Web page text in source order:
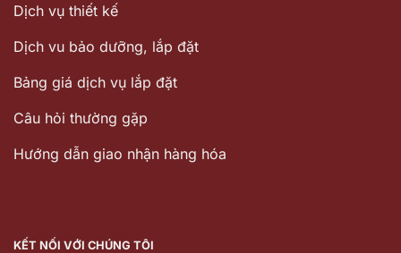
Dịch vụ thiết kế
Dịch vu bảo dưỡng, lắp đặt
Bảng giá dịch vụ lắp đặt
Câu hỏi thường gặp
Hướng dẫn giao nhận hàng hóa
KẾT NỐI VỚI CHÚNG TÔI